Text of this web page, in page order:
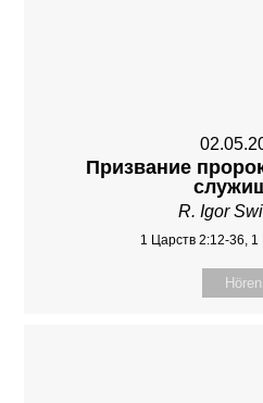
Призвание
R. Igor
1 Царств 2:12-36, 1
Hören